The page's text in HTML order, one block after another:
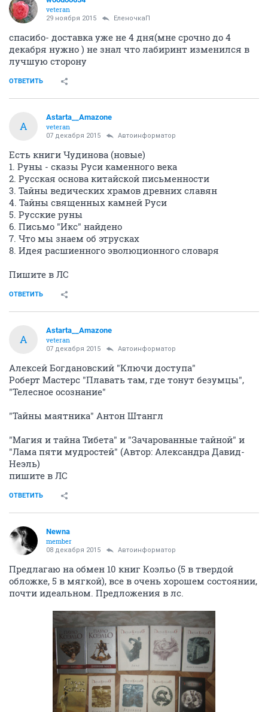
veteran
29 ноября 2015 ЕленочкаП
спасибо- доставка уже не 4 дня(мне срочно до 4
декабря нужно ) не знал что лабиринт изменился в
лучшую сторону
ОТВЕТИТЬ
A
Astarta__Amazone
veteran
07 декабря 2015 Автоинформатор
Есть книги Чудинова (новые)
1. Руны - сказы Руси каменного века
2. Русская основа китайской письменности
3. Тайны ведических храмов древних славян
4. Тайны священных камней Руси
5. Русские руны
6. Письмо "Икс" найдено
7. Что мы знаем об этрусках
8. Идея расшиенного эволюционного словаря
Пишите в ЛС
ОТВЕТИТЬ
A
Astarta__Amazone
veteran
07 декабря 2015 Автоинформатор
Алексей Богдановский "Ключи доступа"
Роберт Мастерс "Плавать там, где тонут безумцы",
"Телесное осознание"
"Тайны маятника" Антон Штангл
"Магия и тайна Тибета" и "Зачарованные тайной" и
"Лама пяти мудростей" (Автор: Александрa Давид-
Неэль)
пишите в ЛС
ОТВЕТИТЬ
Newna
member
08 декабря 2015 Автоинформатор
Предлагаю на обмен 10 книг Коэльо (5 в твердой
обложке, 5 в мягкой), все в очень хорошем состоянии,
почти идеальном. Предложения в лс.